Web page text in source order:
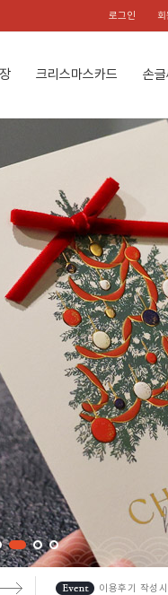
로그인
크리스마스카드 손
이용후기 작성